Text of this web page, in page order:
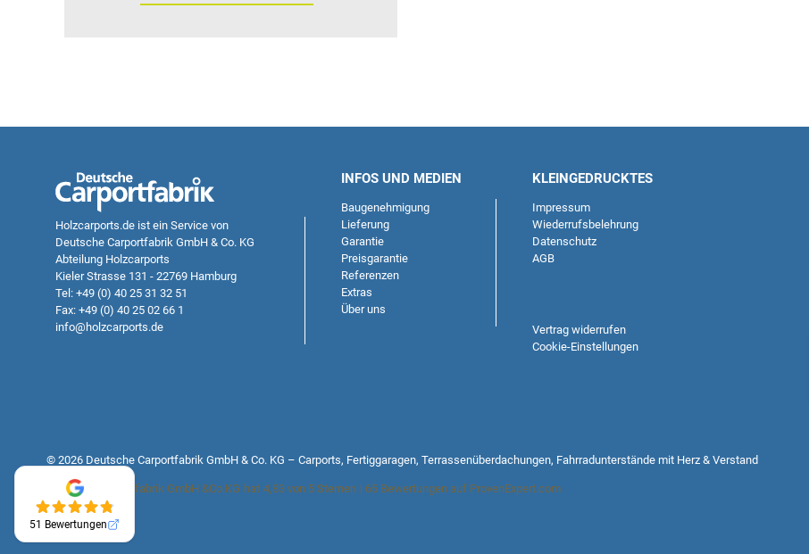
Holzcarports.de ist ein Service von
Deutsche Carportfabrik GmbH & Co. KG
Abteilung Holzcarports
Kieler Strasse 131 - 22769 Hamburg
Tel: +49 (0) 40 25 31 32 51
Fax: +49 (0) 40 25 02 66 1
info@holzcarports.de
INFOS UND MEDIEN
Baugenehmigung
Lieferung
Garantie
Preisgarantie
Referenzen
Extras
Über uns
KLEINGEDRUCKTES
Impressum
Wiederrufsbelehrung
Datenschutz
AGB
Vertrag widerrufen
Cookie-Einstellungen
© 2026 Deutsche Carportfabrik GmbH & Co. KG – Carports, Fertiggaragen, Terrassenüberdachungen, Fahrradunterstände mit Herz & Verstand
Deutsche Carportfabrik GmbH &Co.KG hat 4,83 von 5 Sternen | 65 Bewertungen auf ProvenExpert.com
51 Bewertungen